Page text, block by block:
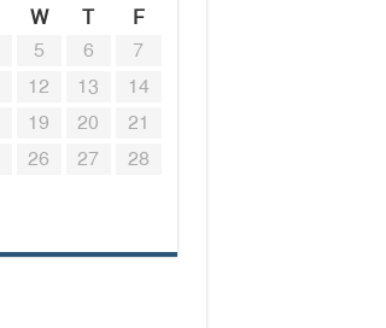
W T
F
5 6
7
12 13
14
19 20
21
26 27
28